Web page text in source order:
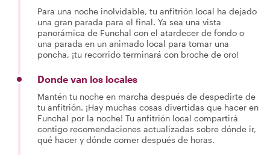
Para una noche inolvidable, tu anfitrión local ha dejado
una gran parada para el final. Ya sea una vista
panorámica de Funchal con el atardecer de fondo o
una parada en un animado local para tomar una
poncha, ¡tu recorrido terminará con broche de oro!
Donde van los locales
Mantén tu noche en marcha después de despedirte de
tu anfitrión. ¡Hay muchas cosas divertidas que hacer en
Funchal por la noche! Tu anfitrión local compartirá
contigo recomendaciones actualizadas sobre dónde ir,
qué hacer y dónde comer después de horas.